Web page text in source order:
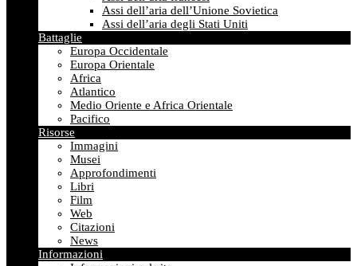
Assi dell’aria dell’Unione Sovietica
Assi dell’aria degli Stati Uniti
Battaglie
Europa Occidentale
Europa Orientale
Africa
Atlantico
Medio Oriente e Africa Orientale
Pacifico
Risorse
Immagini
Musei
Approfondimenti
Libri
Film
Web
Citazioni
News
Informazioni